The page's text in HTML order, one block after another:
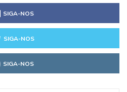
SIGA-NOS
SIGA-NOS
SIGA-NOS